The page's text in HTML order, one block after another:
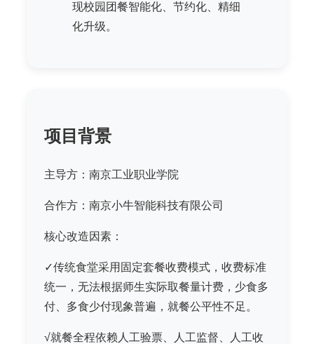
现校园团餐智能化、节约化、精细
化升级。
项目背景
主导方：南京工业职业学院
合作方：南京小牛智能科技有限公司
核心改造因素：
✓传统食堂采用固定套餐收费模式，收费标准
统一，无法根据师生实际取餐量计费，少食多
付、多食少付现象普遍，就餐公平性不足。
√就餐全程依赖人工验票、人工监督、人工收